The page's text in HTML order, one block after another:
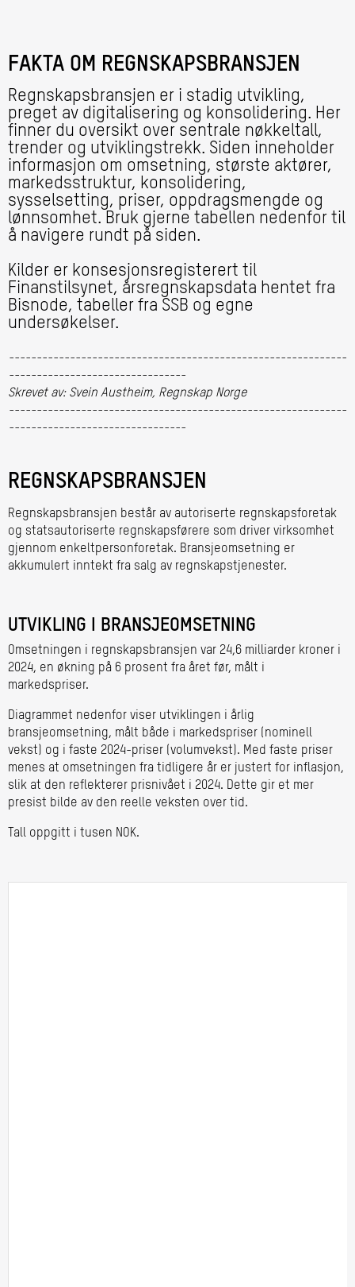
FAKTA OM REGNSKAPSBRANSJEN
Regnskapsbransjen er i stadig utvikling,
preget av digitalisering og konsolidering. Her
finner du oversikt over sentrale nøkkeltall,
trender og utviklingstrekk. Siden inneholder
informasjon om omsetning, største aktører,
markedsstruktur, konsolidering,
sysselsetting, priser, oppdragsmengde og
lønnsomhet. Bruk gjerne tabellen nedenfor til
å navigere rundt på siden.
Kilder er konsesjonsregisterert til
Finanstilsynet, årsregnskapsdata hentet fra
Bisnode, tabeller fra SSB og egne
undersøkelser.
-------------------------------------------------------------
--------------------------------
Skrevet av: Svein Austheim, Regnskap Norge
-------------------------------------------------------------
--------------------------------
REGNSKAPSBRANSJEN
Regnskapsbransjen består av autoriserte regnskapsforetak
og statsautoriserte regnskapsførere som driver virksomhet
gjennom enkeltpersonforetak. Bransjeomsetning er
akkumulert inntekt fra salg av regnskapstjenester.
UTVIKLING I BRANSJEOMSETNING
Omsetningen i regnskapsbransjen var 24,6 milliarder kroner i
2024, en økning på 6 prosent fra året før, målt i
markedspriser.
Diagrammet nedenfor viser utviklingen i årlig
bransjeomsetning, målt både i markedspriser (nominell
vekst) og i faste 2024-priser (volumvekst). Med faste priser
menes at omsetningen fra tidligere år er justert for inflasjon,
slik at den reflekterer prisnivået i 2024. Dette gir et mer
presist bilde av den reelle veksten over tid.
Tall oppgitt i tusen NOK.